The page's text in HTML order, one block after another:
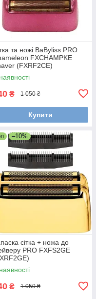
та ножі BaByliss PRO
FXCHAMPKE
(FXRF2CE)
₴ 1 050 ₴
Купити
–10%
сітка + ножа до
PRO FXFS2GE
₴ 1 050 ₴